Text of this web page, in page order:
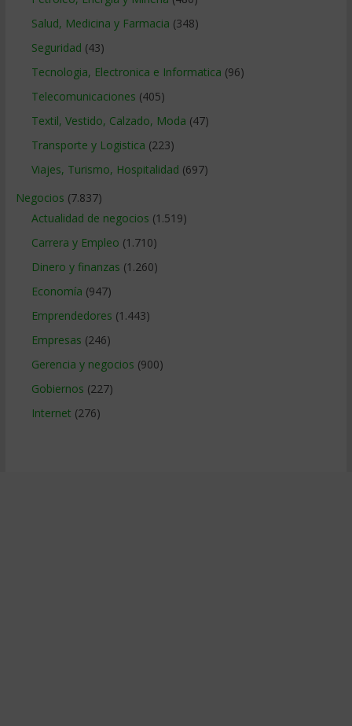
Salud, Medicina y Farmacia (348)
Seguridad (43)
Tecnologia, Electronica e Informatica (96)
Telecomunicaciones (405)
Textil, Vestido, Calzado, Moda (47)
Transporte y Logistica (223)
Viajes, Turismo, Hospitalidad (697)
Negocios (7.837)
Actualidad de negocios (1.519)
Carrera y Empleo (1.710)
Dinero y finanzas (1.260)
Economía (947)
Emprendedores (1.443)
Empresas (246)
Gerencia y negocios (900)
Gobiernos (227)
Internet (276)